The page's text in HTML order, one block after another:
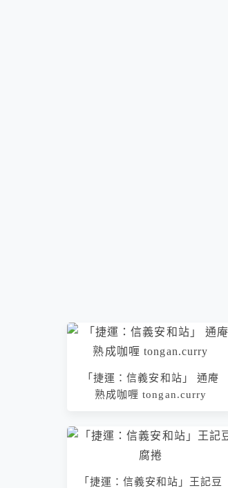
「捷運：信義安和站」 通庵
熟成咖喱 tongan.curry
「捷運：信義安和站」王記豆